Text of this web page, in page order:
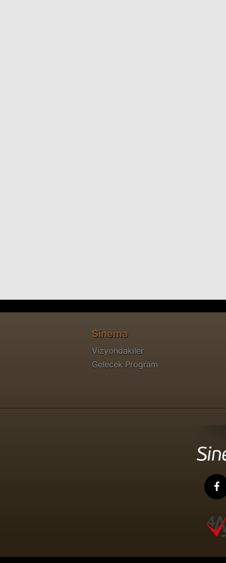
Sinema
Vizyondakiler
Gelecek Program